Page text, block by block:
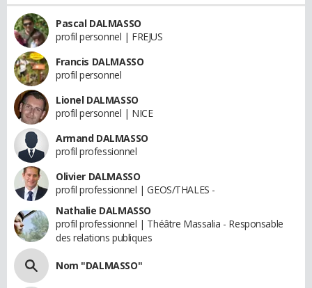
Pascal DALMASSO
profil personnel | FREJUS
Francis DALMASSO
profil personnel
Lionel DALMASSO
profil personnel | NICE
Armand DALMASSO
profil professionnel
Olivier DALMASSO
profil professionnel | GEOS/THALES -
Nathalie DALMASSO
profil professionnel | Théâtre Massalia - Responsable
des relations publiques
Nom "DALMASSO"